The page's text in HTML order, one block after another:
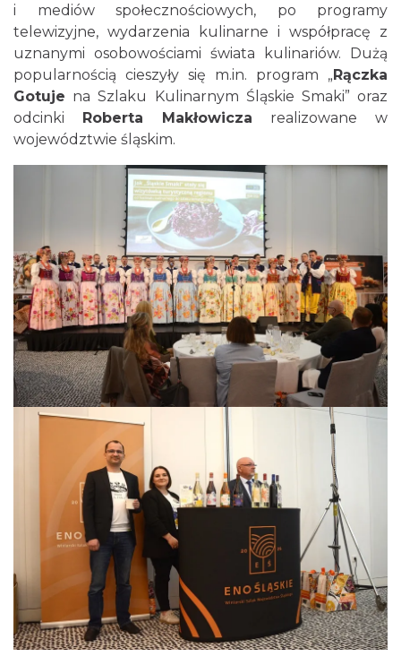
i mediów społecznościowych, po programy
telewizyjne, wydarzenia kulinarne i współpracę z
uznanymi osobowościami świata kulinariów. Dużą
popularnością cieszyły się m.in. program „Rączka
Gotuje na Szlaku Kulinarnym Śląskie Smaki” oraz
odcinki Roberta Makłowicza realizowane w
województwie śląskim.